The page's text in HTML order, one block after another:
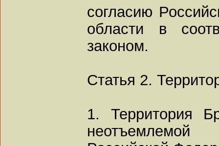
согласию
области в
законом.
Статья 2.
1. Территория